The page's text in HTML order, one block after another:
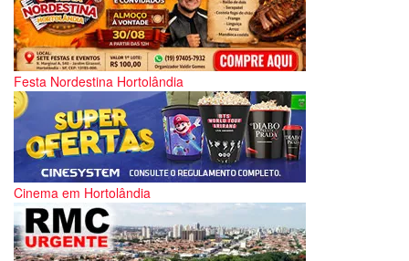
Festa Nordestina Hortolândia
Cinema em Hortolândia